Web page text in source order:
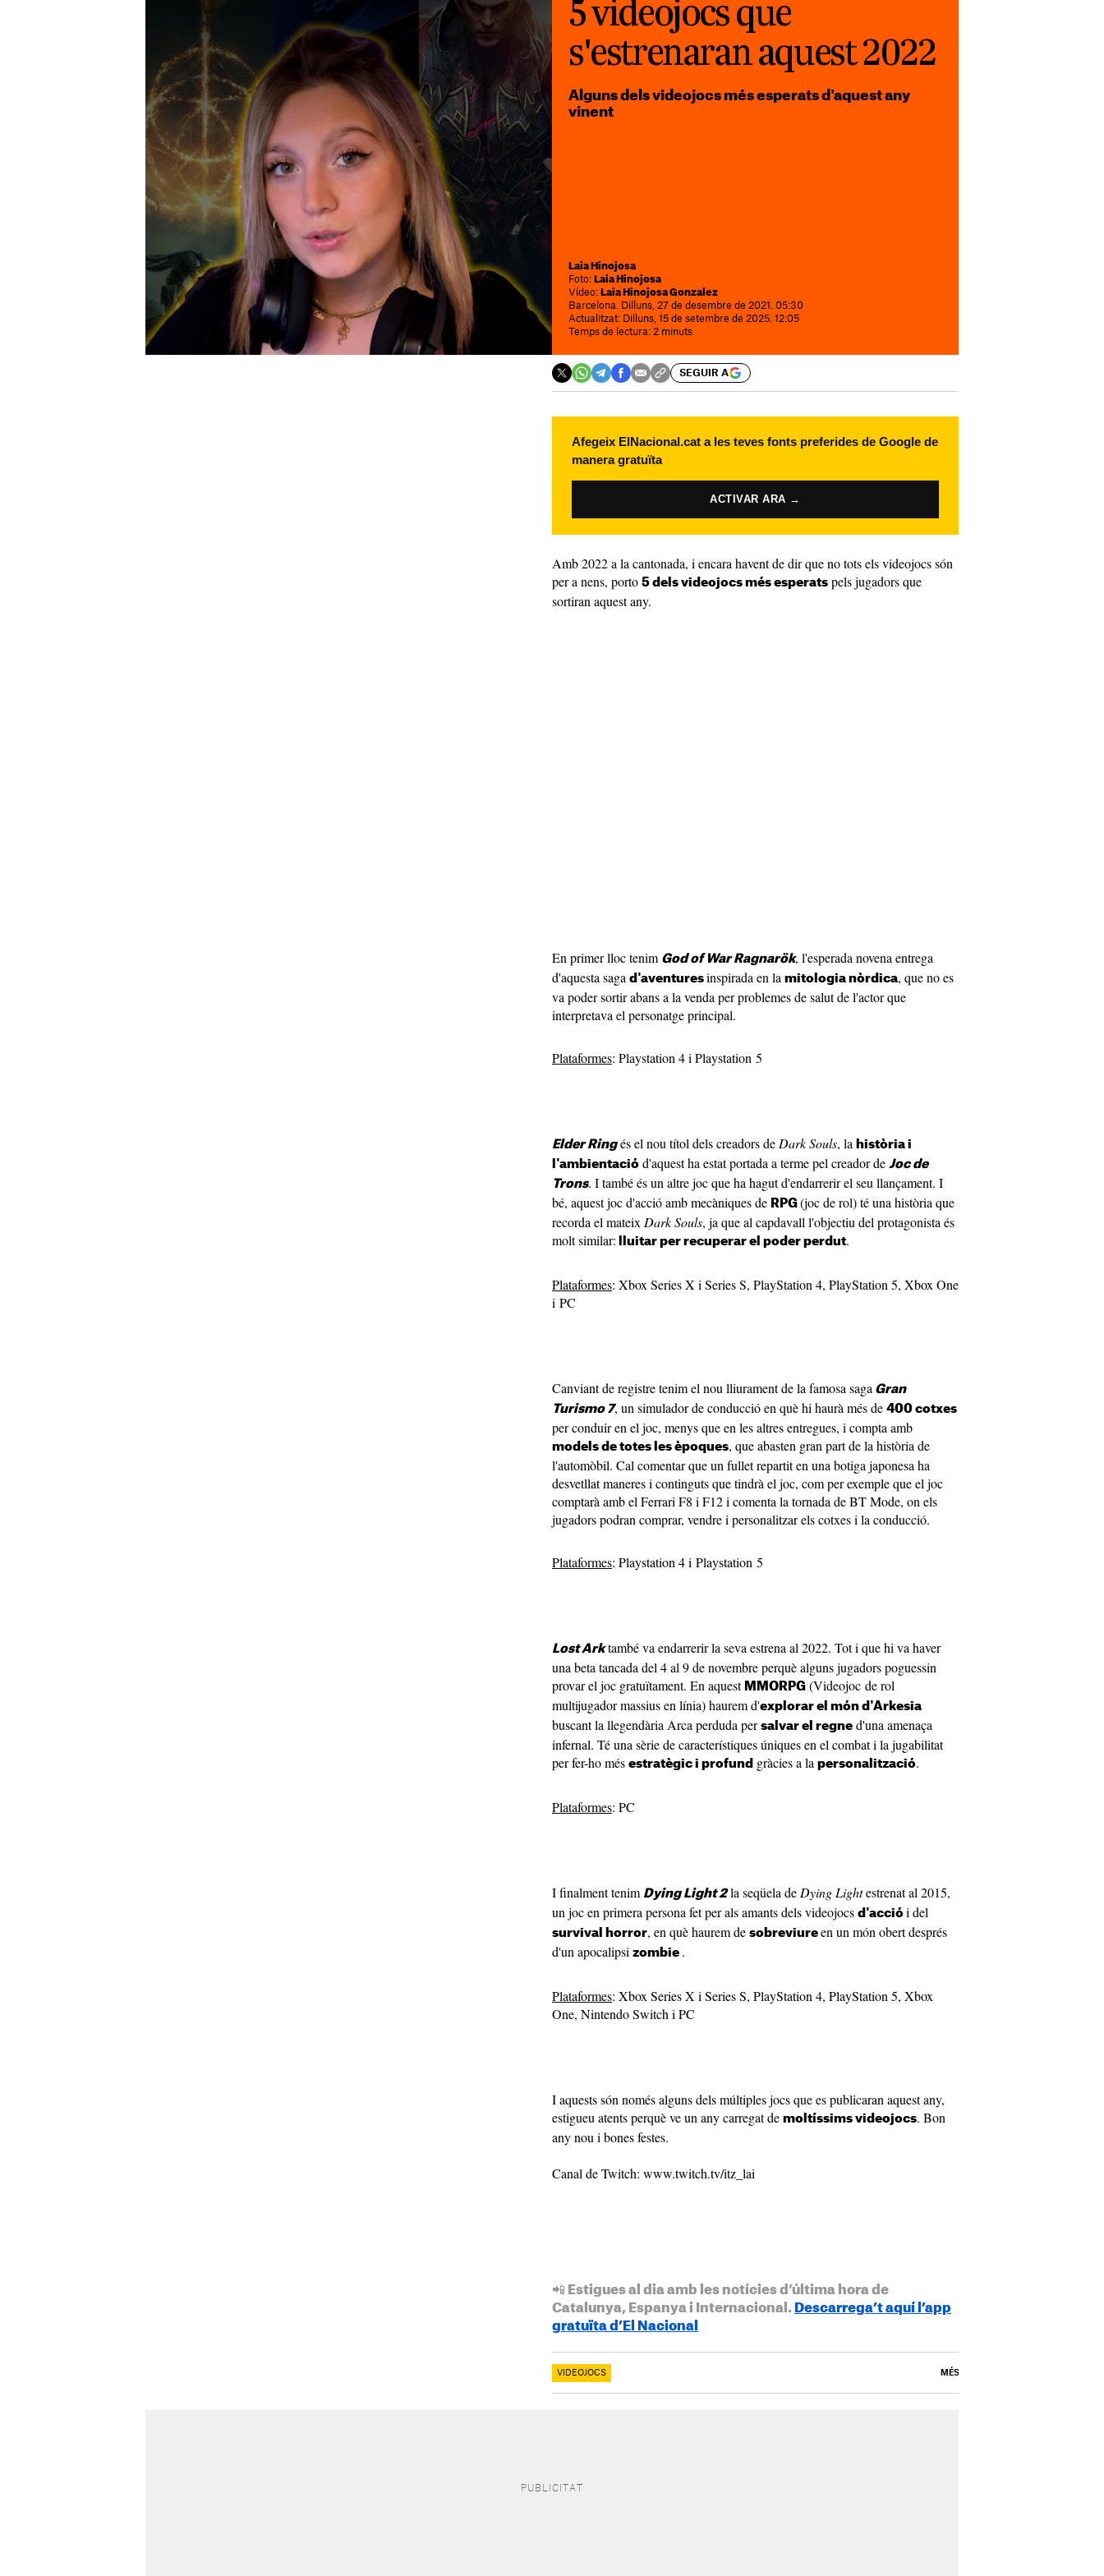
5 videojocs que
s'estrenaran aquest 2022
Alguns dels videojocs més esperats d'aquest any
vinent
Laia Hinojosa
Foto: Laia Hinojosa
Vídeo: Laia Hinojosa Gonzalez
Barcelona. Dilluns, 27 de desembre de 2021. 05:30
Actualitzat: Dilluns, 15 de setembre de 2025. 12:05
Temps de lectura: 2 minuts
SEGUIR A
Afegeix ElNacional.cat a les teves fonts preferides de Google de
manera gratuïta
ACTIVAR ARA →
Amb 2022 a la cantonada, i encara havent de dir que no tots els videojocs són
per a nens, porto 5 dels videojocs més esperats pels jugadors que
sortiran aquest any.
En primer lloc tenim God of War Ragnarök, l'esperada novena entrega
d'aquesta saga d'aventures inspirada en la mitologia nòrdica, que no es
va poder sortir abans a la venda per problemes de salut de l'actor que
interpretava el personatge principal.
Plataformes: Playstation 4 i Playstation 5
Elder Ringés el nou títol dels creadors deDark Souls, la història i
l'ambientació d'aquest ha estat portada a terme pel creador de Joc de
Trons. I també és un altre joc que ha hagut d'endarrerir el seu llançament. I
bé, aquest joc d'acció amb mecàniques de RPG (joc de rol) té una història que
recorda el mateixDark Souls, ja que al capdavall l'objectiu del protagonista és
molt similar: lluitar per recuperar el poder perdut.
Plataformes: Xbox Series X i Series S, PlayStation 4, PlayStation 5, Xbox One
i PC
Canviant de registre tenim el nou lliurament de la famosa saga Gran
Turismo 7, un simulador de conducció en què hi haurà més de 400 cotxes
per conduir en el joc, menys que en les altres entregues, i compta amb
models de totes les èpoques, que abasten gran part de la història de
l'automòbil. Cal comentar que un fullet repartit en una botiga japonesa ha
desvetllat maneres i continguts que tindrà el joc, com per exemple que el joc
comptarà amb el Ferrari F8 i F12 i comenta la tornada de BT Mode, on els
jugadors podran comprar, vendre i personalitzar els cotxes i la conducció.
Plataformes: Playstation 4 i Playstation 5
Lost Arktambé va endarrerir la seva estrena al 2022. Tot i que hi va haver
una beta tancada del 4 al 9 de novembre perquè alguns jugadors poguessin
provar el joc gratuïtament. En aquest MMORPG (Videojoc de rol
multijugador massius en línia) haurem d'explorar el món d'Arkesia
buscant la llegendària Arca perduda per salvar el regne d'una amenaça
infernal. Té una sèrie de característiques úniques en el combat i la jugabilitat
per fer-ho més estratègic i profund gràcies a la personalització.
Plataformes: PC
I finalment tenim Dying Light 2la seqüela deDying Lightestrenat al 2015,
un joc en primera persona fet per als amants dels videojocs d'acció i del
survival horror, en què haurem de sobreviure en un món obert després
d'un apocalipsi zombie .
Plataformes: Xbox Series X i Series S, PlayStation 4, PlayStation 5, Xbox
One, Nintendo Switch i PC
I aquests són només alguns dels múltiples jocs que es publicaran aquest any,
estigueu atents perquè ve un any carregat de moltíssims videojocs. Bon
any nou i bones festes.
Canal de Twitch: www.twitch.tv/itz_lai
📲 Estigues al dia amb les notícies d’última hora de
Catalunya, Espanya i Internacional. Descarrega’t aquí l’app
gratuïta d’El Nacional
VIDEOJOCS MÉS